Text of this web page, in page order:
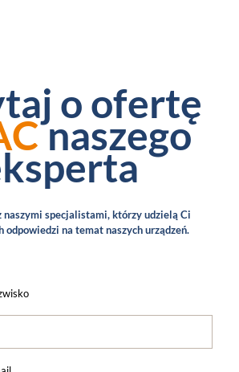
o ofertę
naszego
naszymi specjalistami, którzy udzielą Ci
odpowiedzi na temat naszych urządzeń.